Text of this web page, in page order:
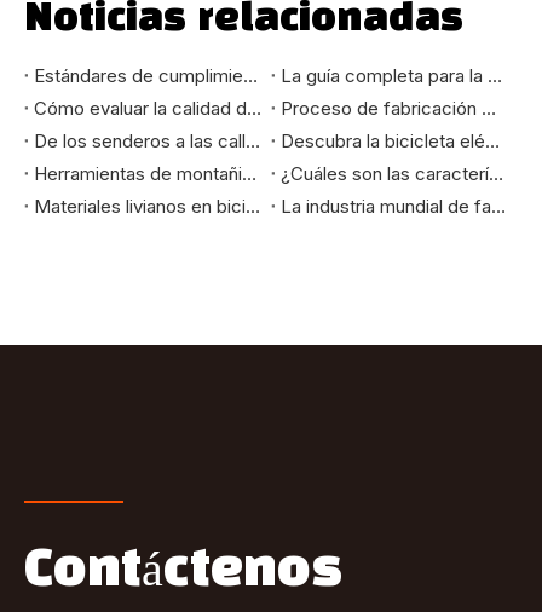
Noticias relacionadas
Estándares de cumplimiento de la UE y EE. UU. para importadores de bicicletas eléctricas: EN15194, CE, UL, guía CPSC
La guía completa para la fabricación de bicicletas eléctricas OEM: desde el concepto hasta la entrega
Cómo evaluar la calidad de fabricación de bicicletas eléctricas: una guía técnica para compradores B2B
Proceso de fabricación OEM de bicicletas eléctricas: una guía para el comprador B2B
De los senderos a las calles de la ciudad: cómo seleccionar la bicicleta de montaña que realmente se adapta a sus necesidades
Descubra la bicicleta eléctrica de montaña de 24 pulgadas: su mejor compañera de paseo
Herramientas de montañismo y aventura: cómo las bicicletas eléctricas de montaña cambian la experiencia del ciclismo al aire libre
¿Cuáles son las características de las bicicletas de alto estándar exportadas a los mercados europeo y americano?
Materiales livianos en bicicletas eléctricas: mejora de la velocidad, el alcance y la durabilidad
La industria mundial de fabricación de bicicletas: evolución y tendencias futuras
Contáctenos